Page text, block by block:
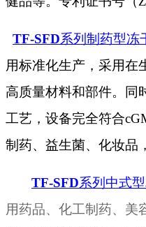
TF-SFD系列制药型冻
用标准化生产，采用在
高质量材料和部件。同
工艺，设备完全符合
制药、益生菌、化妆品
TF-SFD系列中式
用药品、化工制药、美